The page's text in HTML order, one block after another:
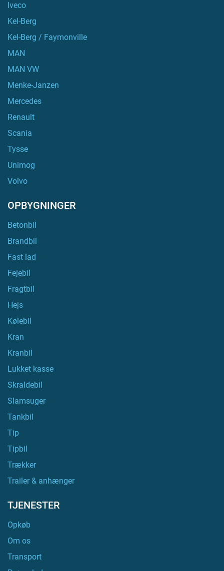
Iveco
Kel-Berg
Kel-Berg / Faymonville
MAN
MAN VW
Menke-Janzen
Mercedes
Renault
Scania
Tysse
Unimog
Volvo
OPBYGNINGER
Betonbil
Brandbil
Fast lad
Fejebil
Fragtbil
Hejs
Kølebil
Kran
Kranbil
Lukket kasse
Skraldebil
Slamsuger
Tankbil
Tip
Tipbil
Trækker
Trailer & anhænger
TJENESTER
Opkøb
Om os
Transport